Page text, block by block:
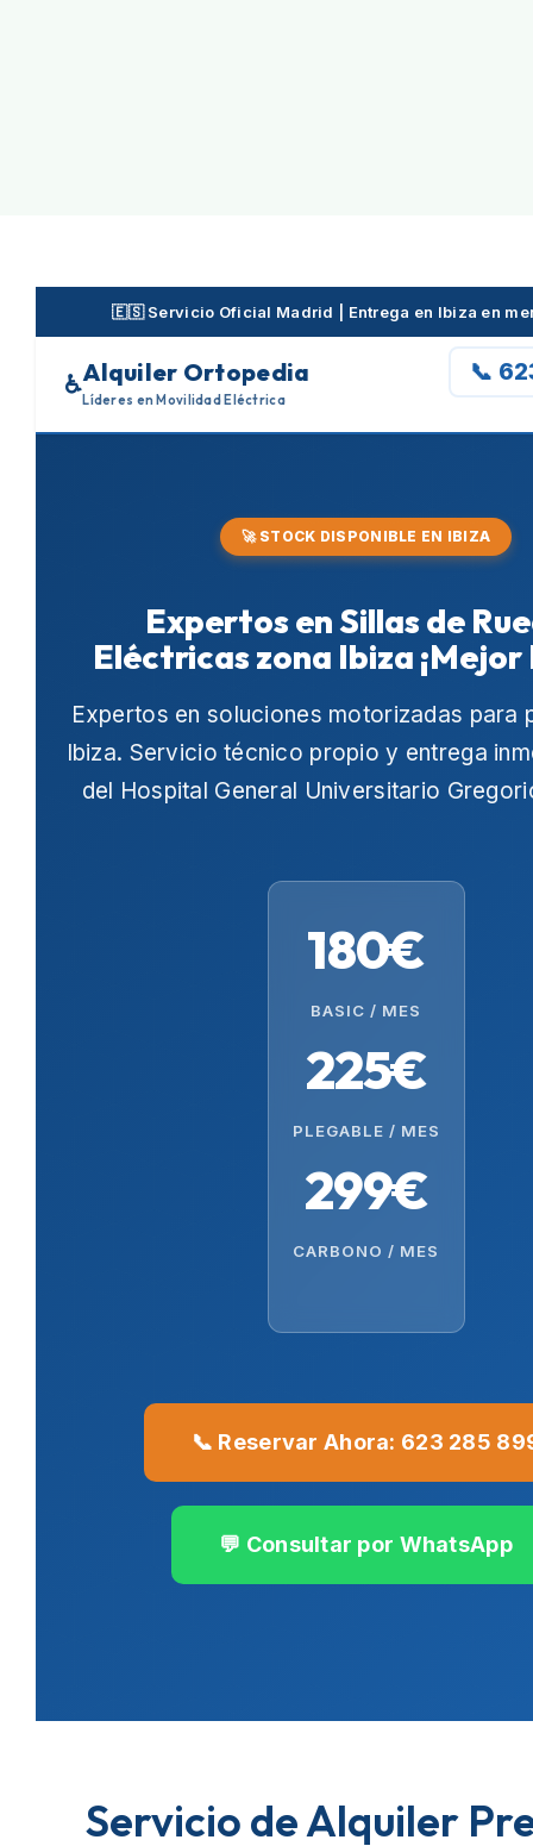
🇪🇸 Servicio Oficial Madrid | Entrega en Ibiza en
♿Alquiler Ortopedia
Líderes en Movilidad Eléctrica
📞
🚀 STOCK DISPONIBLE EN IBIZA
Expertos en Sillas de
Eléctricas zona Ibiza ¡Mejor
Expertos en soluciones motorizadas para
Ibiza. Servicio técnico propio y entrega
del Hospital General Universitario
180€
BASIC / MES
225€
PLEGABLE / MES
299€
CARBONO / MES
📞 Reservar Ahora: 623 285
💬 Consultar por WhatsApp
Servicio de Alquiler